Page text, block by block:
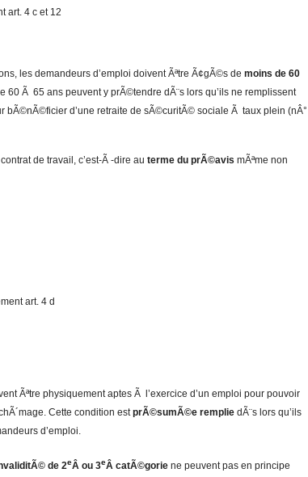
art. 4 c et 12
les demandeurs d’emploi doivent Ãªtre Ã¢gÃ©s de moins de 60
60 Ã 65 ans peuvent y prÃ©tendre dÃ¨s lors qu’ils ne remplissent
bÃ©nÃ©ficier d’une retraite de sÃ©curitÃ© sociale Ã taux plein (nÂ°
de travail, c’est-Ã -dire au terme du prÃ©avis mÃªme non
art. 4 d
Ãªtre physiquement aptes Ã l’exercice d’un emploi pour pouvoir
Cette condition estprÃ©sumÃ©e remplie dÃ¨s lors qu’ils
d’emploi.
de 2eÂ ou 3eÂ catÃ©gorie ne peuvent pas en principe